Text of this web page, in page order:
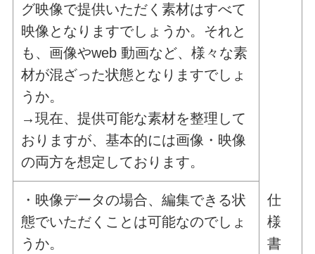
グ映像で提供いただく素材はすべて
映像となりますでしょうか。それと
も、画像やweb 動画など、様々な素
材が混ざった状態となりますでしょ
うか。
→現在、提供可能な素材を整理して
おりますが、基本的には画像・映像
の両方を想定しております。
仕
様
書
・映像データの場合、編集できる状
態でいただくことは可能なのでしょ
うか。